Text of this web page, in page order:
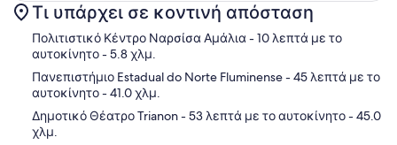
Χάρτης
Τι υπάρχει σε κοντινή απόσταση
Πολιτιστικό Κέντρο Ναρσίσα Αμάλια- 10 λεπτά με το
αυτοκίνητο- 5.8 χλμ.
Πανεπιστήμιο Estadual do Norte Fluminense- 45 λεπτά με το
αυτοκίνητο- 41.0 χλμ.
Δημοτικό Θέατρο Trianon- 53 λεπτά με το αυτοκίνητο- 45.0
χλμ.